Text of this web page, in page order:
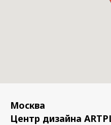
Москва
Центр дизайна